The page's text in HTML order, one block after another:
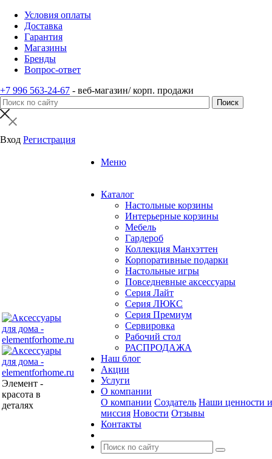
Условия оплаты
Доставка
Гарантия
Магазины
Бренды
Вопрос-ответ
+7 996 563-24-67 - веб-магазин/ корп. продажи
Вход Регистрация
Элемент -
красота в
деталях
Меню
Каталог
Настольные корзины
Интерьерные корзины
Мебель
Гардероб
Коллекция Манхэттен
Корпоративные подарки
Настольные игры
Повседневные аксессуары
Серия Лайт
Серия ЛЮКС
Серия Премиум
Сервировка
Рабочий стол
РАСПРОДАЖА
Наш блог
Акции
Услуги
О компании
О компании Создатель Наши ценности и
миссия Новости Отзывы
Контакты